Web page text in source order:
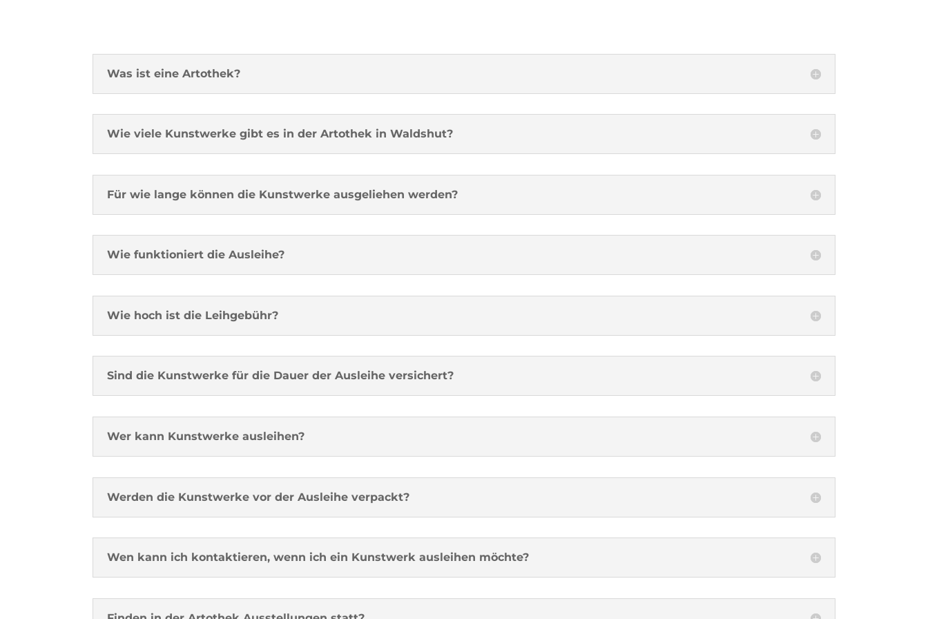
Was ist eine Artothek?
Wie viele Kunstwerke gibt es in der Artothek in Waldshut?
Für wie lange können die Kunstwerke ausgeliehen werden?
Wie funktioniert die Ausleihe?
Wie hoch ist die Leihgebühr?
Sind die Kunstwerke für die Dauer der Ausleihe versichert?
Wer kann Kunstwerke ausleihen?
Werden die Kunstwerke vor der Ausleihe verpackt?
Wen kann ich kontaktieren, wenn ich ein Kunstwerk ausleihen möchte?